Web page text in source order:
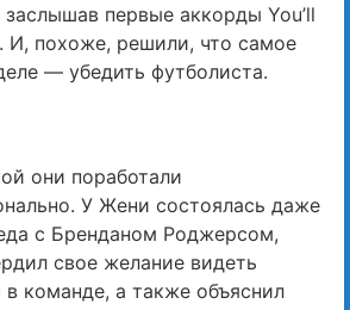
заслышав первые аккорды You’ll
И, похоже, решили, что самое
— убедить футболиста.
они поработали
У Жени состоялась даже
с Бренданом Роджерсом,
свое желание видеть
в команде, а также объяснил